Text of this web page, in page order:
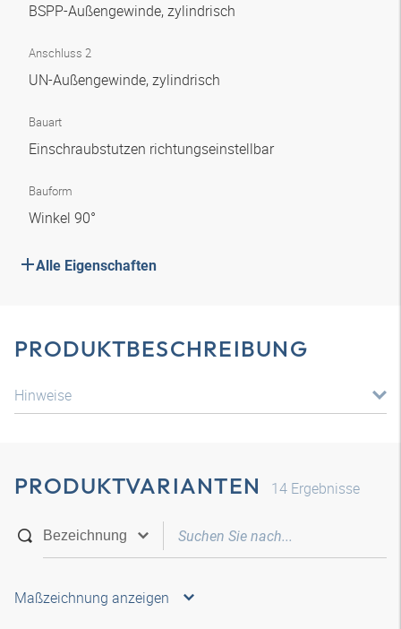
BSPP-Außengewinde, zylindrisch
Anschluss 2
UN-Außengewinde, zylindrisch
Bauart
Einschraubstutzen richtungseinstellbar
Bauform
Winkel 90°
Alle Eigenschaften
PRODUKTBESCHREIBUNG
Hinweise
PRODUKTVARIANTEN 14 Ergebnisse
Maßzeichnung anzeigen